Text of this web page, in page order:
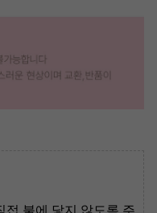
접 불에 닿지 않도록 주